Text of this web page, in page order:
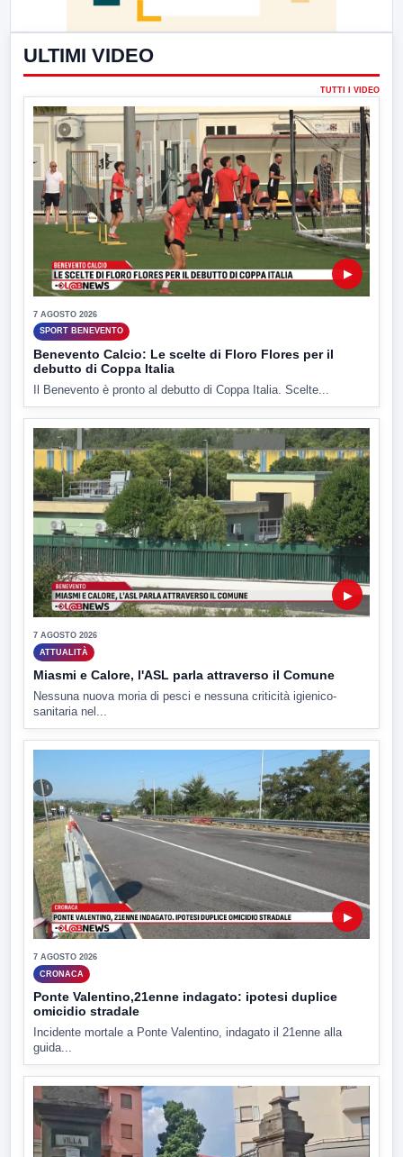
ULTIMI VIDEO
TUTTI I VIDEO
▶
7 AGOSTO 2026
SPORT BENEVENTO
Benevento Calcio: Le scelte di Floro Flores per il
debutto di Coppa Italia
Il Benevento è pronto al debutto di Coppa Italia. Scelte...
▶
7 AGOSTO 2026
ATTUALITÀ
Miasmi e Calore, l'ASL parla attraverso il Comune
Nessuna nuova moria di pesci e nessuna criticità igienico-
sanitaria nel...
▶
7 AGOSTO 2026
CRONACA
Ponte Valentino,21enne indagato: ipotesi duplice
omicidio stradale
Incidente mortale a Ponte Valentino, indagato il 21enne alla
guida...